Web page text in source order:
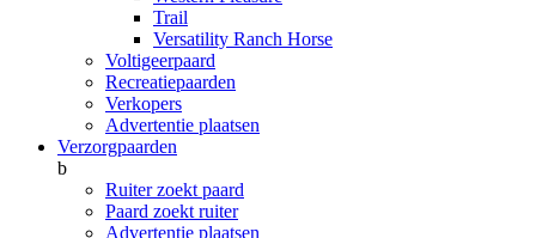
Trail
Versatility Ranch Horse
Voltigeerpaard
Recreatiepaarden
Verkopers
Advertentie plaatsen
Verzorgpaarden
b
Ruiter zoekt paard
Paard zoekt ruiter
Advertentie plaatsen